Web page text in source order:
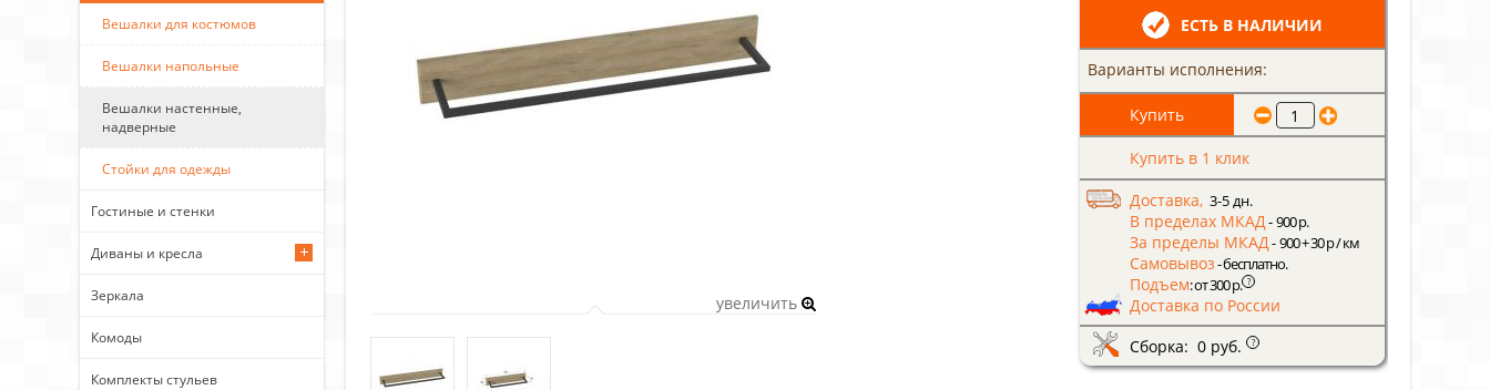
Вешалки для костюмов
Вешалки напольные
Вешалки настенные,
надверные
Стойки для одежды
Гостиные и стенки
Диваны и кресла
Зеркала
Комоды
Комплекты стульев
увеличить
ЕСТЬ В НАЛИЧИИ
Варианты исполнения:
Купить в 1 клик
Доставка, 3-5 дн.
В пределах МКАД- 900 р.
За пределы МКАД- 900 + 30 р / км
Самовывоз- бесплатно.
Подъем: от 300 р. ?
Доставка по России
Сборка: 0 руб.
?